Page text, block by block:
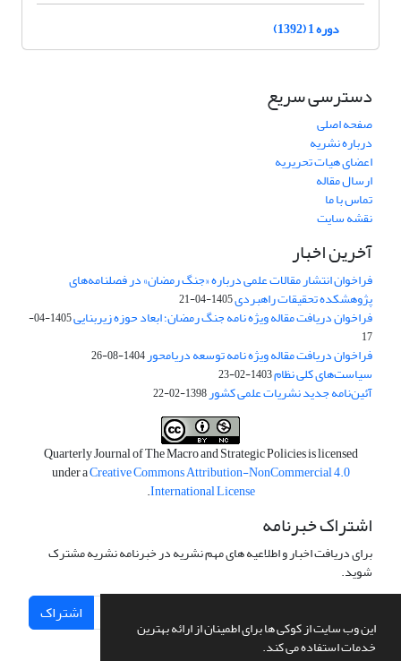
این وب سایت از کوکی ها برای اطمینان از ارائه بهترین
خدمات استفاده می کند.
دوره 1 (1392)
دسترسی سریع
صفحه اصلی
درباره نشریه
اعضای هیات تحریریه
ارسال مقاله
تماس با ما
نقشه سایت
آخرین اخبار
فراخوان انتشار مقالات علمی درباره «جنگ رمضان» در فصلنامه‌های
پژوهشکده تحقیقات راهبردی1405-04-21
فراخوان دریافت مقاله ویژه نامه جنگ رمضان؛ ابعاد حوزه زیربنایی
1405-04-
17
فراخوان دریافت مقاله ویژه نامه توسعه دریامحور1404-08-26
سیاست‌های کلی نظام1403-02-23
آئین‌نامه جدید نشریات علمی کشور1398-02-22
Quarterly Journal of The Macro and Strategic Policies is licensed
under aCreative Commons Attribution-NonCommercial 4.0
International License
.
اشتراک خبرنامه
برای دریافت اخبار و اطلاعیه های مهم نشریه در خبرنامه نشریه مشترک
شوید.
اشتراک